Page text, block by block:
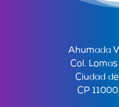
Ahumada
Col.
Ciudad
CP